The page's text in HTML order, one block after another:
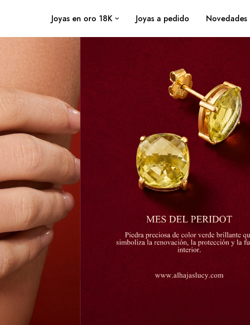
Joyas en oro 18K ⁠Joyas a pedido Novedades